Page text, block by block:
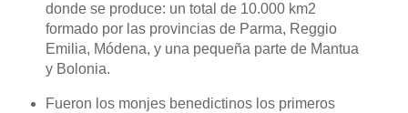
donde se produce: un total de 10.000 km2
formado por las provincias de Parma, Reggio
Emilia, Módena, y una pequeña parte de Mantua
y Bolonia.
Fueron los monjes benedictinos los primeros